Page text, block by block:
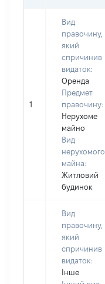
1
Вид
правочину,
який
спричинив
видаток:
Оренда
Предмет
правочину:
Нерухоме
майно
Вид
нерухомого
майна:
Житловий
будинок
Вид
правочину,
який
спричинив
видаток:
Інше